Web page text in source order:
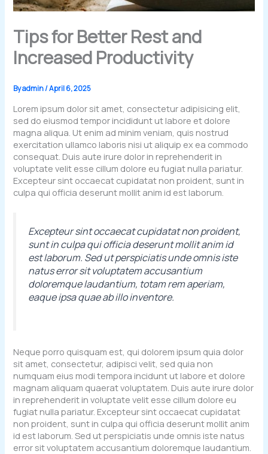
Tips for Better Rest and
Increased Productivity
Byadmin/April 6, 2025
Lorem ipsum dolor sit amet, consectetur adipisicing elit,
sed do eiusmod tempor incididunt ut labore et dolore
magna aliqua. Ut enim ad minim veniam, quis nostrud
exercitation ullamco laboris nisi ut aliquip ex ea commodo
consequat. Duis aute irure dolor in reprehenderit in
voluptate velit esse cillum dolore eu fugiat nulla pariatur.
Excepteur sint occaecat cupidatat non proident, sunt in
culpa qui officia deserunt mollit anim id est laborum.
Excepteur sint occaecat cupidatat non proident,
sunt in culpa qui officia deserunt mollit anim id
est laborum. Sed ut perspiciatis unde omnis iste
natus error sit voluptatem accusantium
doloremque laudantium, totam rem aperiam,
eaque ipsa quae ab illo inventore.
Neque porro quisquam est, qui dolorem ipsum quia dolor
sit amet, consectetur, adipisci velit, sed quia non
numquam eius modi tempora incidunt ut labore et dolore
magnam aliquam quaerat voluptatem. Duis aute irure dolor
in reprehenderit in voluptate velit esse cillum dolore eu
fugiat nulla pariatur. Excepteur sint occaecat cupidatat
non proident, sunt in culpa qui officia deserunt mollit anim
id est laborum. Sed ut perspiciatis unde omnis iste natus
error sit voluptatem accusantium doloremque laudantium.